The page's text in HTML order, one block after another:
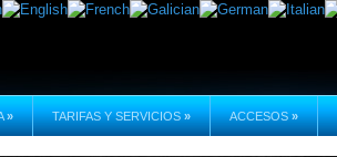
» TARIFAS Y SERVICIOS » ACCESOS »